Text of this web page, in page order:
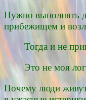
Нужно выполнять
прибежищем и
Тогда и не
Это не моя
Почему люди